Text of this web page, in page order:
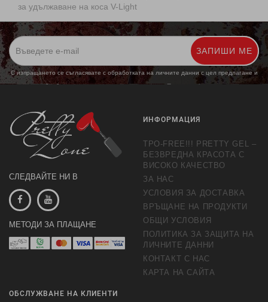
за удължаване на коса V-Light
ЗАПИШИ МЕ
С изпращането се съгласявате с обработката на личните данни с цел предлагане и
обработка на маркетингови предложения. Повече информация
СЛЕДВАЙТЕ НИ В
МЕТОДИ ЗА ПЛАЩАНЕ
ИНФОРМАЦИЯ
TPO-FREE!!! PRETTY GEL –
БЕЗВРЕДНА КРАСОТА С
ВИСОКО КАЧЕСТВО
ЗА НАС
УСЛОВИЯ ЗА ДОСТАВКА
ВРЪЩАНЕ НА ПРОДУКТИ
ОБЩИ УСЛОВИЯ
ПОЛИТИКА ЗА ЗАЩИТА НА
ЛИЧНИТЕ ДАННИ
КОНТАКТ С НАС
КАРТА НА САЙТА
ОБСЛУЖВАНЕ НА КЛИЕНТИ